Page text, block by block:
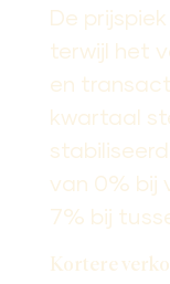
De
terwijl het
en
kwartaal
van 0% bij
7% bij
Kortere